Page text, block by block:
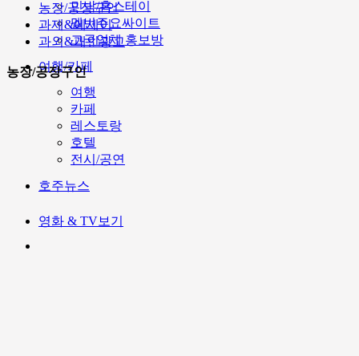
민박/홈스테이
멜번주요싸이트
고국업체 홍보방
여행/카페
여행
카페
레스토랑
호텔
전시/공연
호주뉴스
영화 & TV보기
농장/공장구인
과제&에세이
과외&개인광고
농장/공장구인